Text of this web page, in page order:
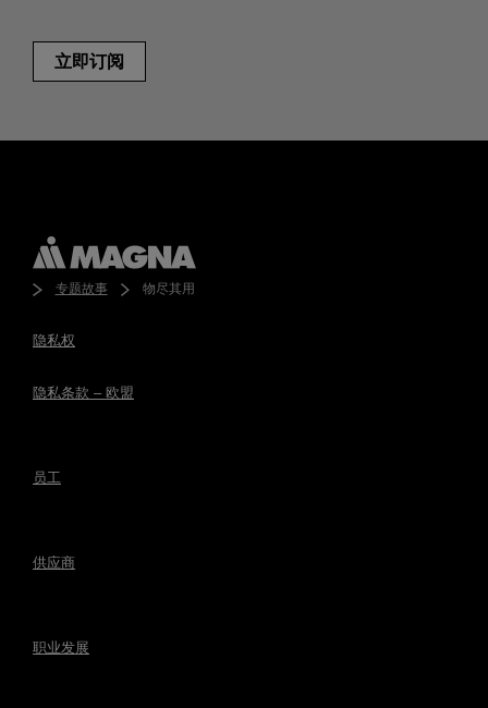
立即订阅
专题故事 物尽其用
隐私权
隐私条款 – 欧盟
员工
供应商
职业发展